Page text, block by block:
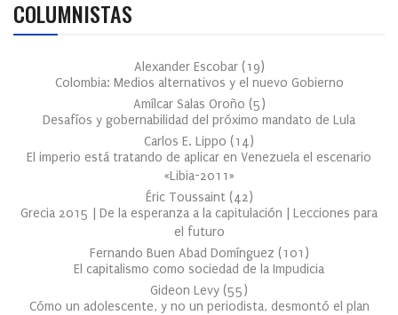
COLUMNISTAS
Alexander Escobar (19)
Colombia: Medios alternativos y el nuevo Gobierno
Amílcar Salas Oroño (5)
Desafíos y gobernabilidad del próximo mandato de Lula
Carlos E. Lippo (14)
El imperio está tratando de aplicar en Venezuela el escenario
«Libia-2011»
Éric Toussaint (42)
Grecia 2015 | De la esperanza a la capitulación | Lecciones para
el futuro
Fernando Buen Abad Domínguez (101 )
El capitalismo como sociedad de la Impudicia
Gideon Levy (55)
Cómo un adolescente, y no un periodista, desmontó el plan